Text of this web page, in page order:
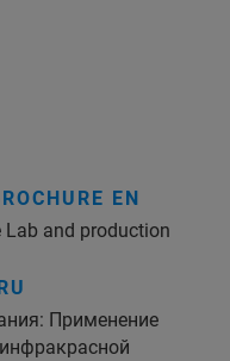
EN
Lab and production
Применение